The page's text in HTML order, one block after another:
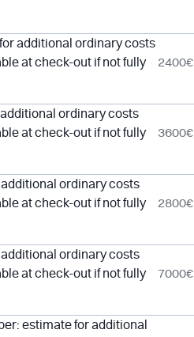
additional ordinary costs
at check-out if not fully
2400€
ordinary costs
at check-out if not fully
3600€
ordinary costs
at check-out if not fully
2800€
ordinary costs
at check-out if not fully
7000€
estimate for additional